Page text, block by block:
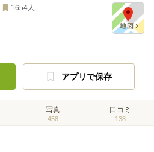
1654人
アプリで保存
写真
458
口コミ
138